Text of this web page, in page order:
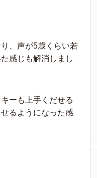
、声が5歳くらい若
感じも解消しまし
ーも上手くだせる
るようになった感